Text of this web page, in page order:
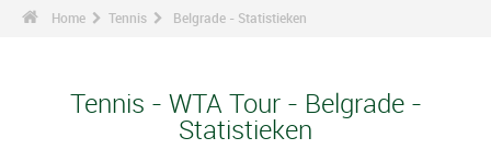
Home Tennis Belgrade - Statistieken
Tennis - WTA Tour - Belgrade -
Statistieken